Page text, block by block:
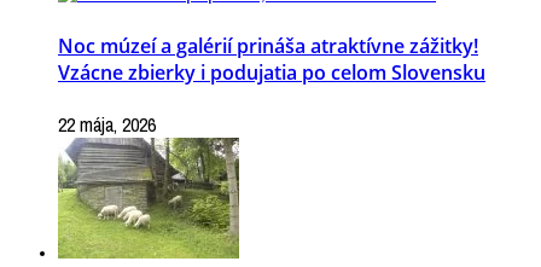
Noc múzeí a galérií prináša atraktívne zážitky!
Vzácne zbierky i podujatia po celom Slovensku
22 mája, 2026